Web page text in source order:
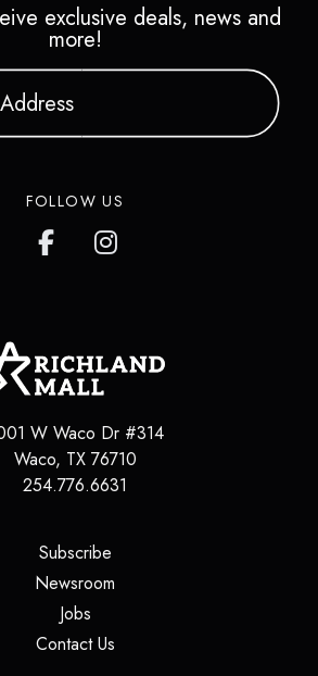
exclusive deals, news and
more!
FOLLOW US
W Waco Dr #314
Waco, TX 76710
254.776.6631
Subscribe(opens in a new tab)
Newsroom
Jobs(opens in a new tab)
Contact Us(opens in a new tab)